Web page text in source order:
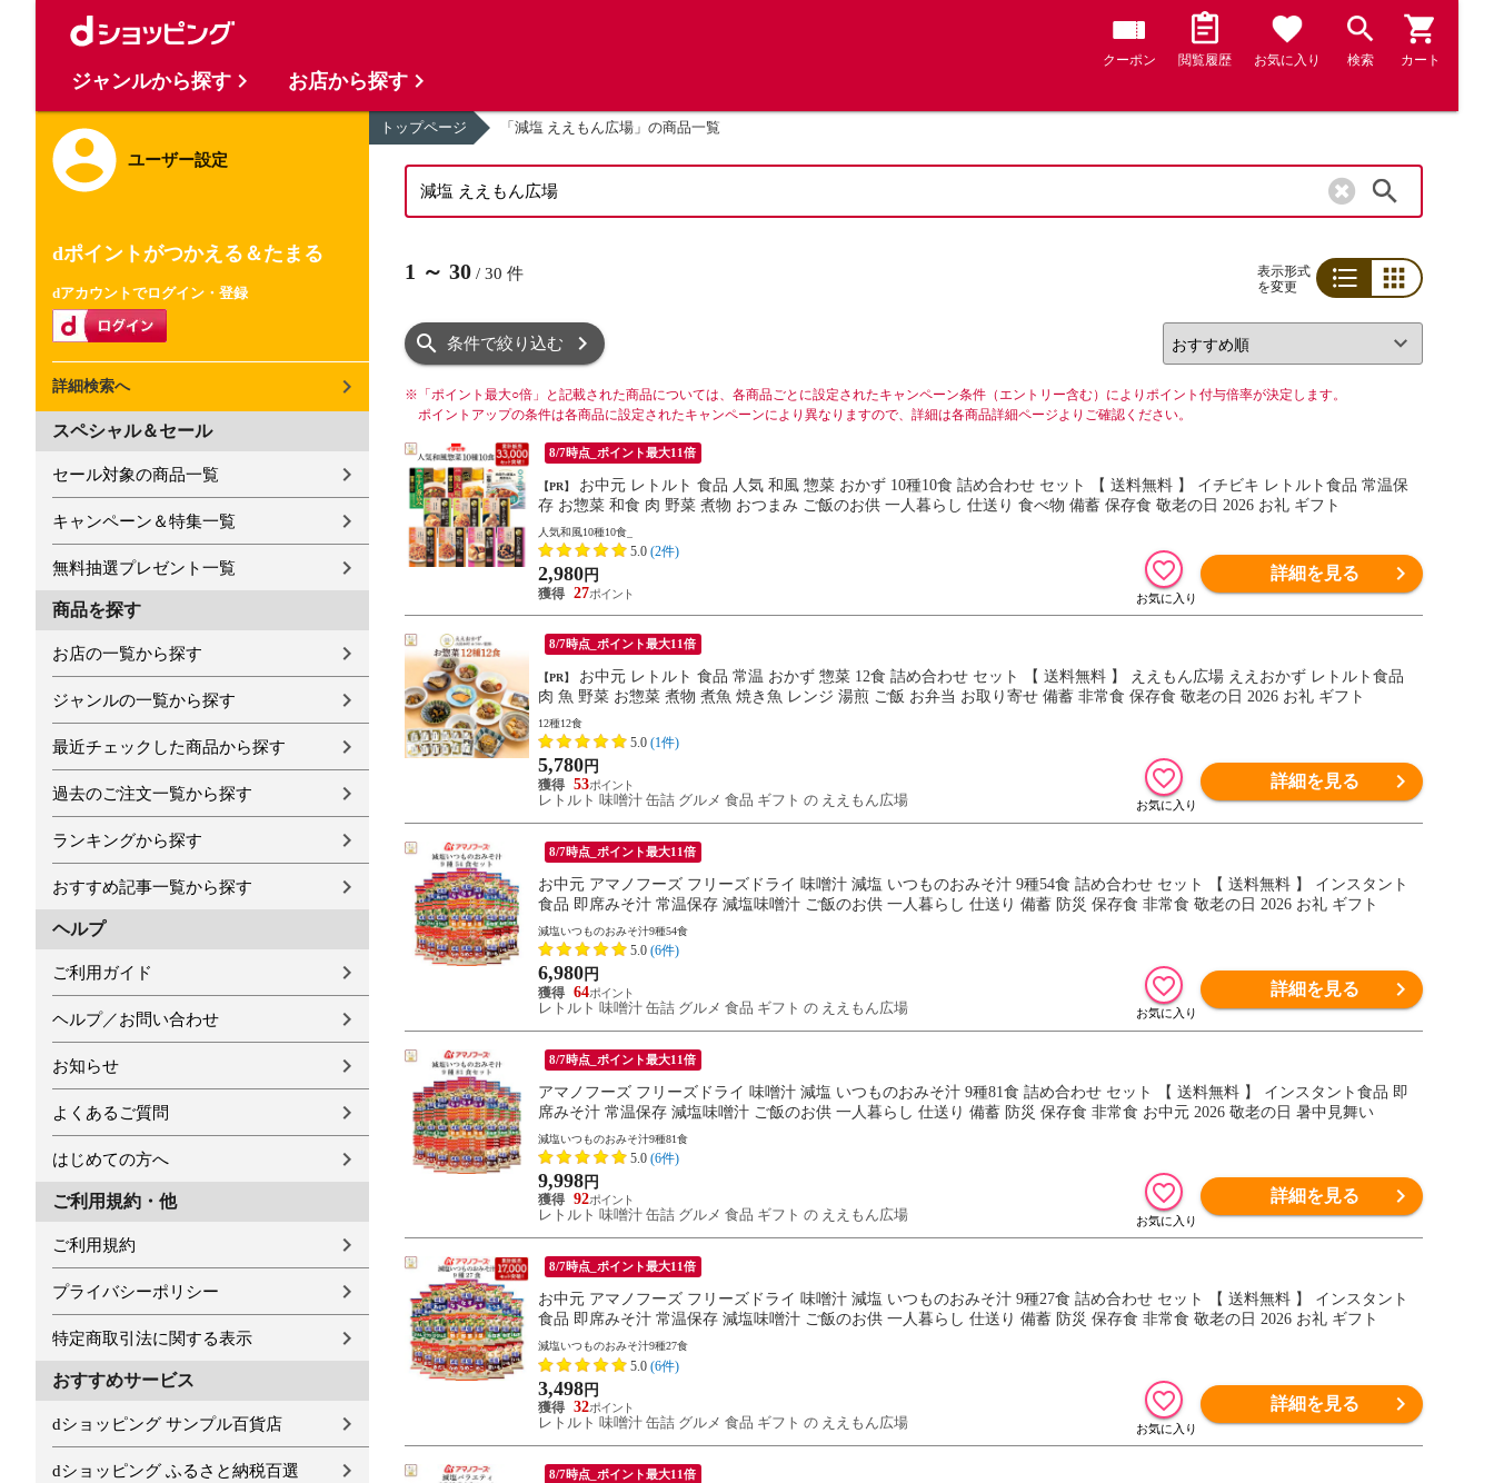
クーポン 閲覧履歴 お気に入り 検索 カート
ユーザー設定
dポイントがつかえる＆たまる
dアカウントでログイン・登録
詳細検索へ
スペシャル＆セール
セール対象の商品一覧
キャンペーン＆特集一覧
無料抽選プレゼント一覧
商品を探す
お店の一覧から探す
ジャンルの一覧から探す
最近チェックした商品から探す
過去のご注文一覧から探す
ランキングから探す
おすすめ記事一覧から探す
ヘルプ
ご利用ガイド
ヘルプ／お問い合わせ
お知らせ
よくあるご質問
はじめての方へ
ご利用規約・他
ご利用規約
プライバシーポリシー
特定商取引法に関する表示
おすすめサービス
dショッピング サンプル百貨店
dショッピング ふるさと納税百選
トップページ 「減塩 ええもん広場」の商品一覧
1 ～ 30 / 30 件
表示形式
を変更
条件で絞り込む
※ 「ポイント最大○倍」と記載された商品については、各商品ごとに設定されたキャンペーン条件（エントリー含む）によりポイント付与倍率が決定します。
ポイントアップの条件は各商品に設定されたキャンペーンにより異なりますので、詳細は各商品詳細ページよりご確認ください。
8/7時点_ポイント最大11倍
【PR】
存 お惣菜 和食 肉 野菜 煮物 おつまみ ご飯のお供 一人暮らし 仕送り 食べ物 備蓄 保存食 敬老の日 2026 お礼 ギフト
人気和風10種10食_
5.0 (2件)
2,980 円
27
詳細を見る
8/7時点_ポイント最大11倍
【PR】
肉 魚 野菜 お惣菜 煮物 煮魚 焼き魚 レンジ 湯煎 ご飯 お弁当 お取り寄せ 備蓄 非常食 保存食 敬老の日 2026 お礼 ギフト
12種12食
5.0 (1件)
5,780 円
53
レトルト 味噌汁 缶詰 グルメ 食品 ギフト の ええもん広場
詳細を見る
8/7時点_ポイント最大11倍
お中元 アマノフーズ フリーズドライ 味噌汁 減塩 いつものおみそ汁 9種54食 詰め合わせ セット 【 送料無料 】 インスタント
食品 即席みそ汁 常温保存 減塩味噌汁 ご飯のお供 一人暮らし 仕送り 備蓄 防災 保存食 非常食 敬老の日 2026 お礼 ギフト
減塩いつものおみそ汁9種54食
5.0 (6件)
6,980 円
64
レトルト 味噌汁 缶詰 グルメ 食品 ギフト の ええもん広場
詳細を見る
8/7時点_ポイント最大11倍
アマノフーズ フリーズドライ 味噌汁 減塩 いつものおみそ汁 9種81食 詰め合わせ セット 【 送料無料 】 インスタント食品 即
席みそ汁 常温保存 減塩味噌汁 ご飯のお供 一人暮らし 仕送り 備蓄 防災 保存食 非常食 お中元 2026 敬老の日 暑中見舞い
減塩いつものおみそ汁9種81食
5.0 (6件)
9,998 円
92
レトルト 味噌汁 缶詰 グルメ 食品 ギフト の ええもん広場
詳細を見る
8/7時点_ポイント最大11倍
お中元 アマノフーズ フリーズドライ 味噌汁 減塩 いつものおみそ汁 9種27食 詰め合わせ セット 【 送料無料 】 インスタント
食品 即席みそ汁 常温保存 減塩味噌汁 ご飯のお供 一人暮らし 仕送り 備蓄 防災 保存食 非常食 敬老の日 2026 お礼 ギフト
減塩いつものおみそ汁9種27食
5.0 (6件)
3,498 円
32
レトルト 味噌汁 缶詰 グルメ 食品 ギフト の ええもん広場
詳細を見る
8/7時点_ポイント最大11倍
ジャンルから探す お店から探す